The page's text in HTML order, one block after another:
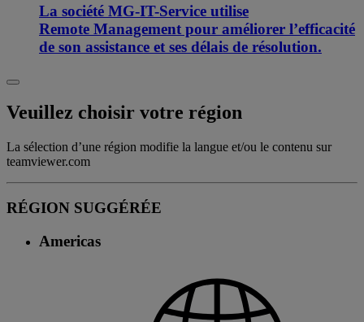
La société MG-IT-Service utilise
Remote Management pour améliorer l’efficacité
de son assistance et ses délais de résolution.
Veuillez choisir votre région
La sélection d’une région modifie la langue et/ou le contenu sur
teamviewer.com
RÉGION SUGGÉRÉE
Americas